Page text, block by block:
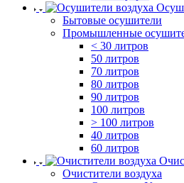
Бытовые осушители
Промышленные
< 30 литров
50 литров
70 литров
80 литров
90 литров
100 литров
> 100 литров
40 литров
60 литров
Очистители воздуха